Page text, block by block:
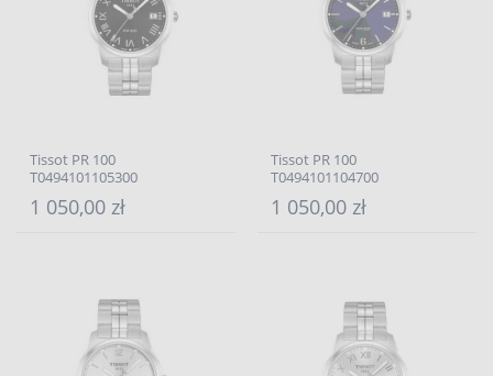
Tissot PR 100
T0494101105300
1 050,00 zł
Tissot PR 100
T0494101104700
1 050,00 zł